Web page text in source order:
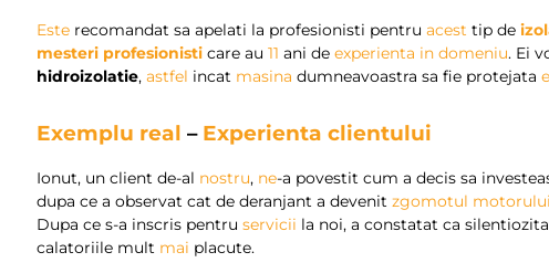
Este recomandat sa apelati la profesionisti pentruacest tip de
mesteri profesionisti care au11 ani deexperienta in domeniu. Ei
hidroizolatie,astfel incat masina dumneavoastra sa fie protejata
Exemplu real – Experienta clientului
Ionut, un client de-al nostru, ne-a povestit cum a decis sa
dupa ce a observat cat de deranjant a devenitzgomotul motorului
Dupa ce s-a inscris pentruservicii la noi, a constatat ca
calatoriile mult mai placute.